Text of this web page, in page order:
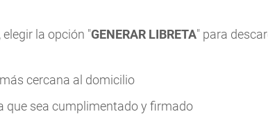
la opción "GENERAR LIBRETA" para
cercana al domicilio
que sea cumplimentado y firmado